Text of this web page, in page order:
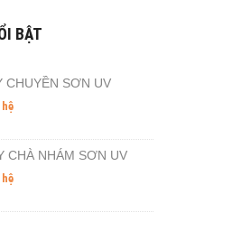
BẬT
CHUYỀN SƠN UV
CHÀ NHÁM SƠN UV